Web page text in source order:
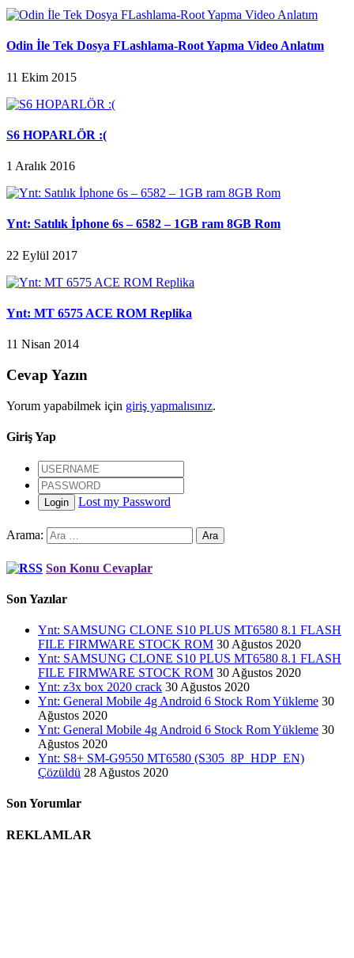
Odin İle Tek Dosya FLashlama-Root Yapma Video Anlatım
11 Ekim 2015
S6 HOPARLÖR :(
1 Aralık 2016
Ynt: Satılık İphone 6s – 6582 – 1GB ram 8GB Rom
22 Eylül 2017
Ynt: MT 6575 ACE ROM Replika
11 Nisan 2014
Cevap Yazın
Yorum yapabilmek için giriş yapmalısınız.
Giriş Yap
Login Lost my Password
Arama:
Son Konu Cevaplar
Son Yazılar
Ynt: SAMSUNG CLONE S10 PLUS MT6580 8.1 FLASH
FILE FIRMWARE STOCK ROM 30 Ağustos 2020
Ynt: SAMSUNG CLONE S10 PLUS MT6580 8.1 FLASH
FILE FIRMWARE STOCK ROM 30 Ağustos 2020
Ynt: z3x box 2020 crack 30 Ağustos 2020
Ynt: General Mobile 4g Android 6 Stock Rom Yükleme 30
Ağustos 2020
Ynt: General Mobile 4g Android 6 Stock Rom Yükleme 30
Ağustos 2020
Ynt: S8+ SM-G9550 MT6580 (S305_8P_HDP_EN)
Çözüldü 28 Ağustos 2020
Son Yorumlar
REKLAMLAR